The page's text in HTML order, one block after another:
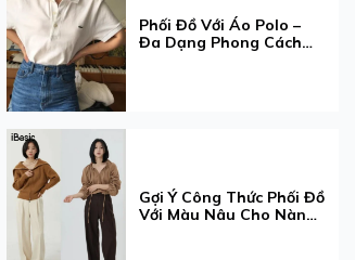
Phối Đồ Với Áo Polo –
Đa Dạng Phong Cách
Gợi Ý Công Thức Phối Đồ
Với Màu Nâu Cho Nàng